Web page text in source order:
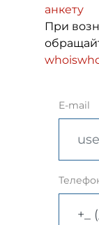
анкету
При
E-mail